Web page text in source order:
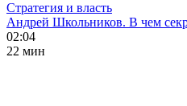
Стратегия и власть
Андрей Школьников. В чем
02:04
22 мин